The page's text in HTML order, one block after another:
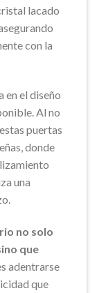
lacado
con la
en el diseño
Al no
puertas
donde
una
no solo
que
adentrarse
que